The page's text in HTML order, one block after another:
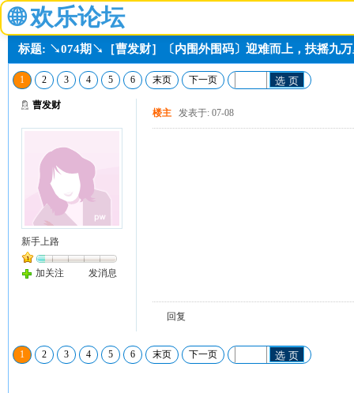
🌐 欢乐论坛
标题: ↘074期↘［曹发财］〔内围外围码〕迎难而上，扶摇九万
1 2 3 4 5 6 末页 下一页 选 页
曹发财
新手上路
加关注 发消息
楼主 发表于: 07-08
回复
1 2 3 4 5 6 末页 下一页 选 页